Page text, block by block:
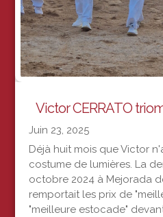
Victor CERRATO
Juin 23, 2025
Déjà huit mois que Victor
costume de lumières. La
octobre 2024 à Mejorada
remportait les prix de
"meilleure estocade"